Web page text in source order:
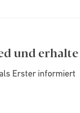
und
Erster informiert